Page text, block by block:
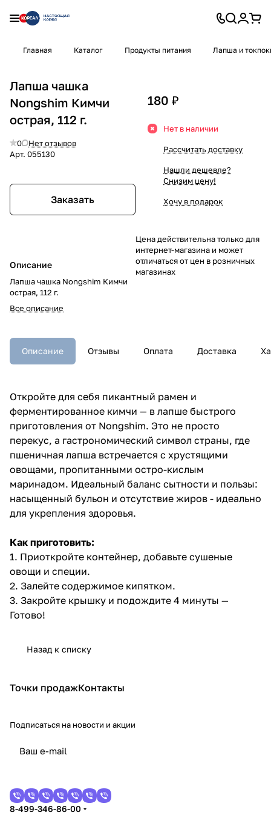
Главная Каталог Продукты питания Лапша и
Лапша чашка
Nongshim Кимчи
острая, 112 г.
0
Нет отзывов
Арт. 055130
Заказать
Описание
Лапша чашка Nongshim Кимчи
острая, 112 г.
Все описание
180 ₽
Нет в наличии
Рассчитать доставку
Нашли дешевле?
Снизим цену!
Хочу в подарок
Цена действительна только для
интернет-магазина и может
отличаться от цен в розничных
магазинах
Описание Отзывы Оплата Доставка
Откройте для себя пикантный рамен и
ферментированное кимчи — в лапше быстрого
приготовления от Nongshim. Это не просто
перекус, а гастрономический символ страны, где
пшеничная лапша встречается с хрустящими
овощами, пропитанными остро-кислым
маринадом. Идеальный баланс сытности и пользы:
насыщенный бульон и отсутствие жиров - идеально
для укрепления здоровья.
Как приготовить:
1. Приоткройте контейнер, добавьте сушеные
овощи и специи.
2. Залейте содержимое кипятком.
3. Закройте крышку и подождите 4 минуты —
Готово!
Назад к списку
Точки продажКонтакты
Подписаться на новости и акции
8-499-346-86-00